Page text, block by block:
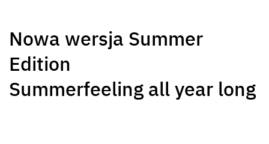
Caravan
SCANDINAVIA
Nowa wersja Summer
Edition
Summerfeeling all year long